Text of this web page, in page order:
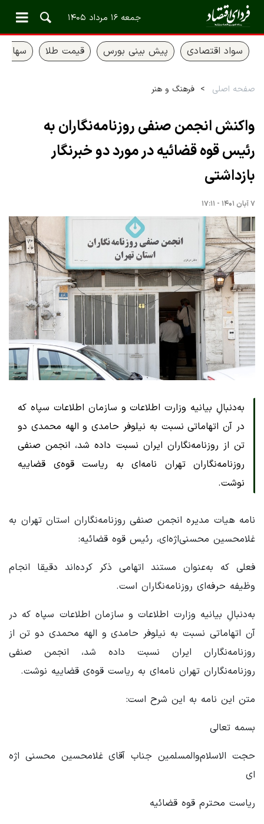
جمعه ۱۶ مرداد ۱۴۰۵
سواد اقتصادی پیش بینی بورس قیمت طلا سهام
صفحه اصلی فرهنگ و هنر
واکنش انجمن صنفی روزنامه‌نگاران به
رئیس قوه قضائیه در مورد دو خبرنگار
بازداشتی
۷ آبان ۱۴۰۱ - ۱۷:۱۱
به‌دنبالِ بیانیه‌ وزارت اطلاعات و سازمان اطلاعات سپاه که
در آن اتهاماتی نسبت به نیلوفر حامدی و الهه محمدی دو
تن از روزنامه‌نگاران ایران نسبت داده شد، انجمن صنفی
روزنامه‌نگاران تهران نامه‌ای به ریاست قوه‌ی قضاییه
نوشت.
نامه هیات مدیره‌ انجمن صنفی روزنامه‌نگاران استان تهران به
غلامحسین محسنی‌اژه‌ای، رئیس قوه قضائیه:
فعلی که به‌عنوان مستند اتهامی ذکر کرده‌اند دقیقا انجام
وظیفه حرفه‌ای روزنامه‌نگاران است.
به‌دنبالِ بیانیه‌ وزارت اطلاعات و سازمان اطلاعات سپاه که در
آن اتهاماتی نسبت به نیلوفر حامدی و الهه محمدی دو تن از
روزنامه‌نگاران ایران نسبت داده شد، انجمن صنفی
روزنامه‌نگاران تهران نامه‌ای به ریاست قوه‌ی قضاییه نوشت.
متن این نامه به این شرح است:
بسمه تعالی
حجت الاسلام‌والمسلمین جناب آقای غلامحسین محسنی اژه
ای
ریاست محترم قوه قضائیه